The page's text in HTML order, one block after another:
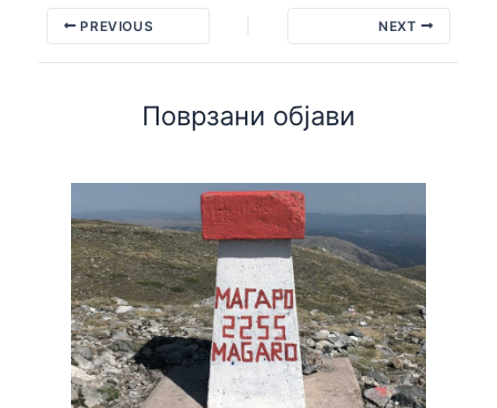
PREVIOUS NEXT
Поврзани објави